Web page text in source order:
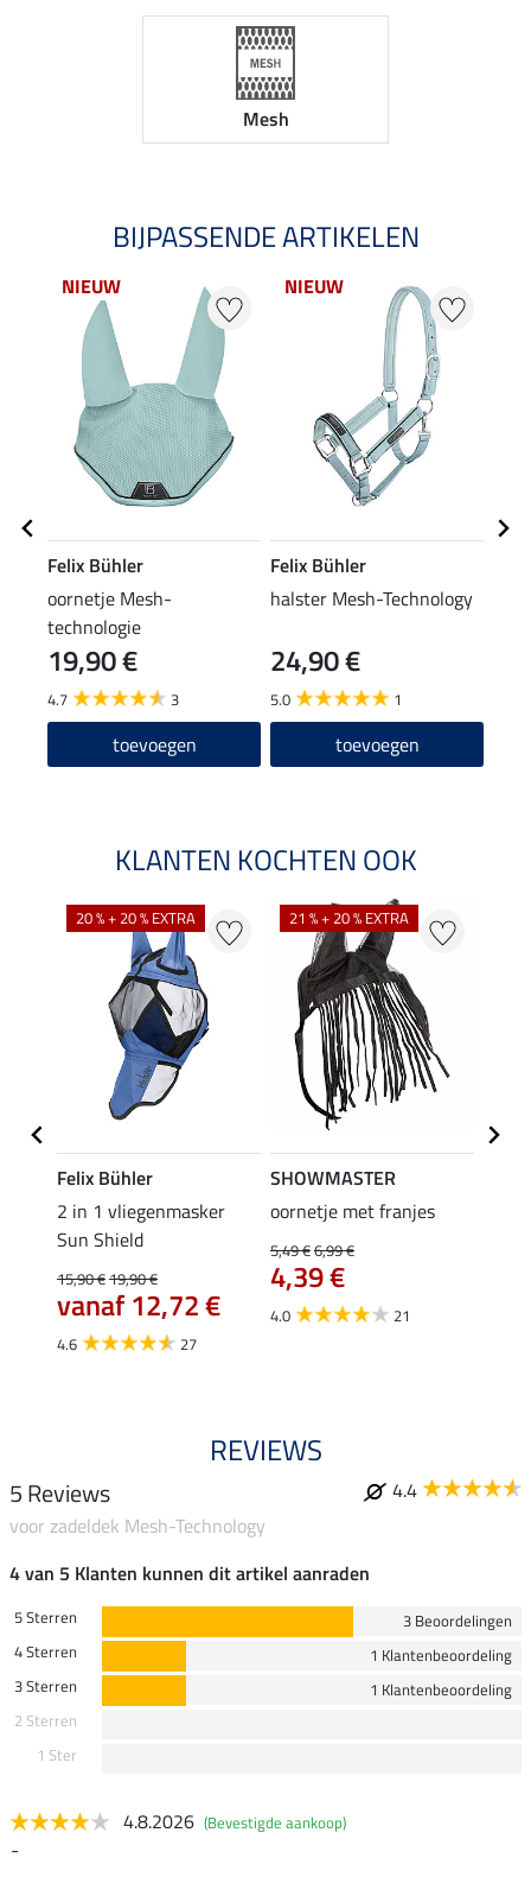
Mesh
BIJPASSENDE ARTIKELEN
NIEUW
Felix Bühler
oornetje Mesh-
technologie
19,90 €
4.7 3
toevoegen
NIEUW
Felix Bühler
halster Mesh-Technology
24,90 €
5.0 1
toevoegen
KLANTEN KOCHTEN OOK
20 % + 20 % EXTRA
Felix Bühler
2 in 1 vliegenmasker
Sun Shield
15,90 €19,90 €
vanaf 12,72 €
4.6 27
21 % + 20 % EXTRA
SHOWMASTER
oornetje met franjes
5,49 €6,99 €
4,39 €
4.0 21
REVIEWS
5 Reviews
4.4
voor zadeldek Mesh-Technology
4 van 5 Klanten kunnen dit artikel aanraden
5 Sterren
3 Beoordelingen
4 Sterren
1 Klantenbeoordeling
3 Sterren
1 Klantenbeoordeling
2 Sterren
1 Ster
4.8.2026 (Bevestigde aankoop)
-